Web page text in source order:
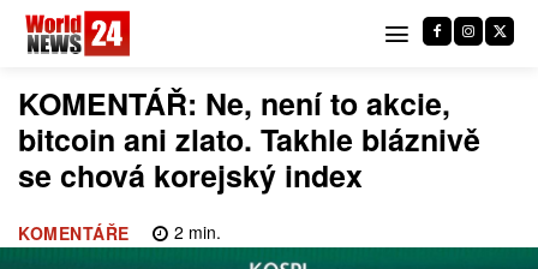
KOMENTÁŘ: Ne, není to akcie,
bitcoin ani zlato. Takhle bláznivě
se chová korejský index
KOMENTÁŘE 2 min.